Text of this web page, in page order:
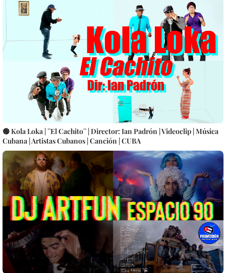
🟢 Kola Loka | ¨El Cachito¨ | Director: Ian Padrón | Videoclip | Música
Cubana | Artistas Cubanos | Canción | CUBA